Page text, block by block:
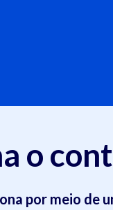
o
por meio de